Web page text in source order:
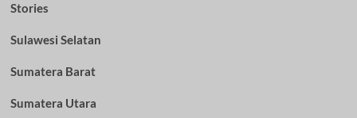
Stories
Sulawesi Selatan
Sumatera Barat
Sumatera Utara